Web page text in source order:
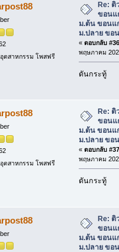
ตสาหกรรม โพสฟรี
Re:
ขอนแ
ม.ต้น ขอนแ
ม.ปลาย ขอ
« ตอบกลับ
พฤษภาคม
ดันกระทู้
ตสาหกรรม โพสฟรี
Re:
ขอนแ
ม.ต้น ขอนแ
ม.ปลาย ขอ
« ตอบกลับ
พฤษภาคม
ดันกระทู้
Re: ติ
ขอนแ
ม.ต้น ขอนแ
ม.ปลาย ขอ